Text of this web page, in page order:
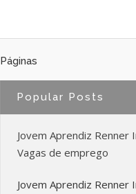
Páginas
Popular Posts
Jovem Aprendiz Renner
Vagas de emprego
Jovem Aprendiz Renner